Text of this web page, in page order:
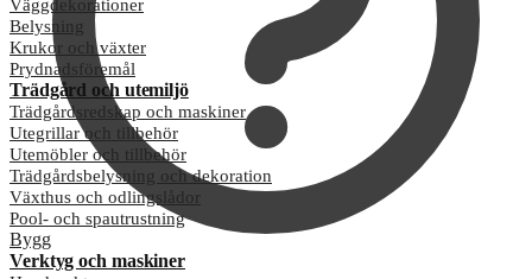
Väggdekorationer
Belysning
Krukor och växter
Prydnadsföremål
Trädgård och utemiljö
Trädgårdsredskap och maskiner
Utegrillar och tillbehör
Utemöbler och tillbehör
Trädgårdsbelysning och dekoration
Växthus och odlingslådor
Pool- och spautrustning
Bygg
Verktyg och maskiner